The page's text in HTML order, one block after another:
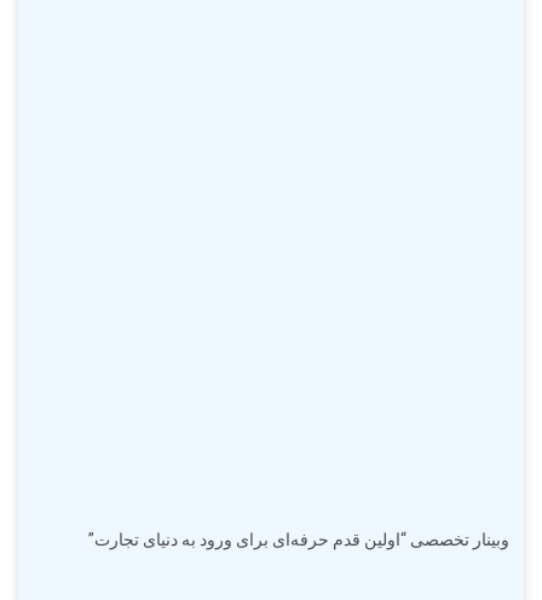
وبینار تخصصی “اولین قدم حرفه‌ای برای ورود به دنیای تجارت”